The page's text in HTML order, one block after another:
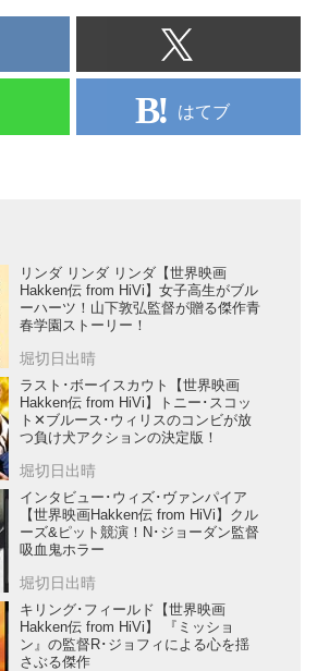
はてブ
リンダ リンダ リンダ【世界映画
Hakken伝 from HiVi】女子高生がブル
ーハーツ！山下敦弘監督が贈る傑作青
春学園ストーリー！
堀切日出晴
ラスト･ボーイスカウト【世界映画
Hakken伝 from HiVi】トニー･スコッ
ト✕ブルース･ウィリスのコンビが放
つ負け犬アクションの決定版！
堀切日出晴
インタビュー･ウィズ･ヴァンパイア
【世界映画Hakken伝 from HiVi】クル
ーズ&ピット競演！N･ジョーダン監督
吸血鬼ホラー
堀切日出晴
キリング･フィールド【世界映画
Hakken伝 from HiVi】 『ミッショ
ン』の監督R･ジョフィによる心を揺
さぶる傑作